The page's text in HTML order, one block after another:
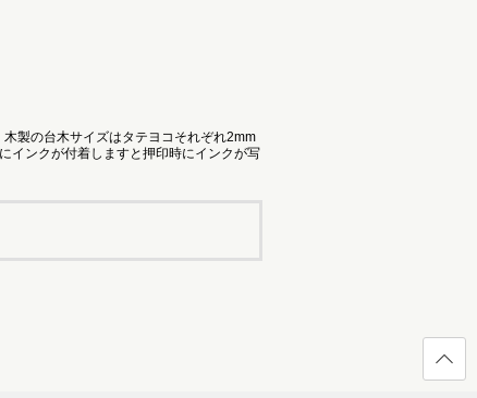
製の台木サイズはタテヨコそれぞれ2mm
インクが付着しますと押印時にインクが写